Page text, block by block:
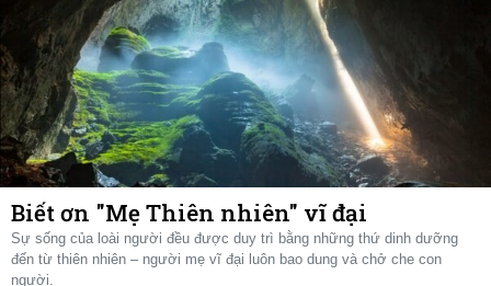
Biết ơn "Mẹ Thiên nhiên" vĩ đại
Sự sống của loài người đều được duy trì bằng những thứ dinh dưỡng
đến từ thiên nhiên – người mẹ vĩ đại luôn bao dung và chở che con
người.